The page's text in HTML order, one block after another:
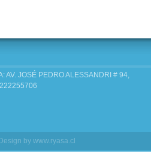
AV. JOSÉ PEDRO ALESSANDRI # 94,
by www.ryasa.cl